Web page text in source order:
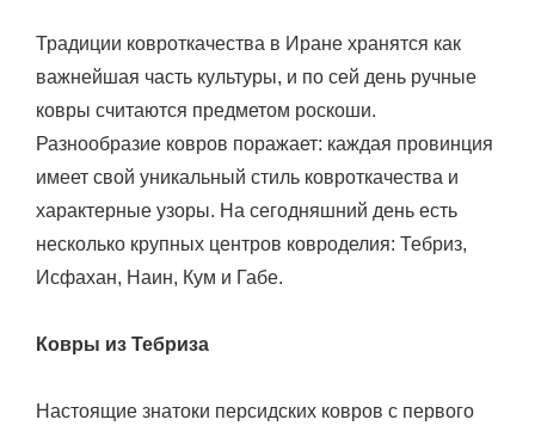
Традиции ковроткачества в Иране хранятся как
важнейшая часть культуры, и по сей день ручные
ковры считаются предметом роскоши.
Разнообразие ковров поражает: каждая провинция
имеет свой уникальный стиль ковроткачества и
характерные узоры. На сегодняшний день есть
несколько крупных центров ковроделия: Тебриз,
Исфахан, Наин, Кум и Габе.
Ковры из Тебриза
Настоящие знатоки персидских ковров с первого